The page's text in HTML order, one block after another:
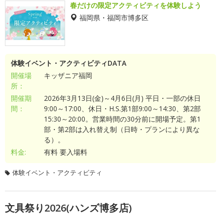
春だけの限定アクティビティを体験しよう
福岡県・福岡市博多区
体験イベント・アクティビティDATA
開催場
所：
キッザニア福岡
開催期
間：
2026年3月13日(金)～4月6日(月) 平日・一部の休日
9:00～17:00、休日・H.S.第1部9:00～14:30、第2部
15:30～20:00。営業時間の30分前に開場予定。第1
部・第2部は入れ替え制（日時・プランにより異な
る）。
料金:
有料 要入場料
体験イベント・アクティビティ
文具祭り2026(ハンズ博多店)